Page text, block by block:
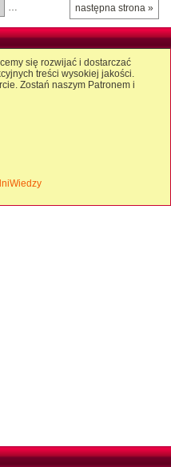
następna strona »
…
się rozwijać i dostarczać
treści wysokiej jakości.
Zostań naszym Patronem i